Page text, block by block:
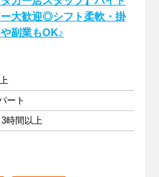
大歓迎◎シフト柔軟・掛
副業もOK♪
ート
時間以上